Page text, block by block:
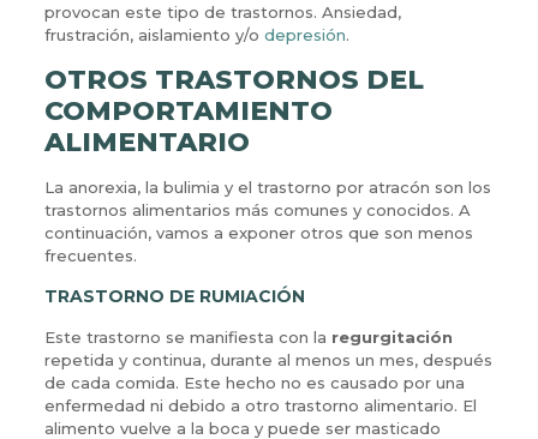
provocan este tipo de trastornos. Ansiedad,
frustración, aislamiento y/o depresión.
OTROS TRASTORNOS DEL
COMPORTAMIENTO
ALIMENTARIO
La anorexia, la bulimia y el trastorno por atracón son los
trastornos alimentarios más comunes y conocidos. A
continuación, vamos a exponer otros que son menos
frecuentes.
TRASTORNO DE RUMIACIÓN
Este trastorno se manifiesta con la regurgitación
repetida y continua, durante al menos un mes, después
de cada comida. Este hecho no es causado por una
enfermedad ni debido a otro trastorno alimentario. El
alimento vuelve a la boca y puede ser masticado